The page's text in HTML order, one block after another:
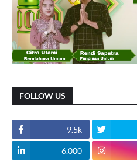
FOLLOW US
9.5k
6.000